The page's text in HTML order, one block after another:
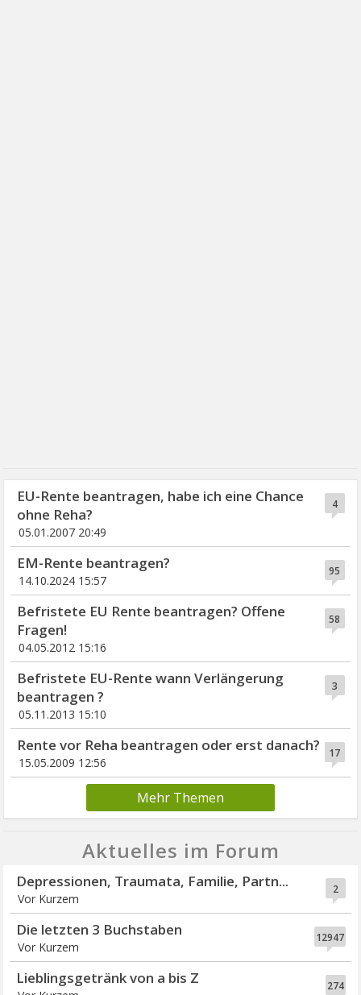
4
EU-Rente beantragen, habe ich eine Chance
ohne Reha?
05.01.2007 20:49
95
EM-Rente beantragen?
14.10.2024 15:57
58
Befristete EU Rente beantragen? Offene
Fragen!
04.05.2012 15:16
3
Befristete EU-Rente wann Verlängerung
beantragen ?
05.11.2013 15:10
17
Rente vor Reha beantragen oder erst danach?
15.05.2009 12:56
Mehr Themen
Aktuelles im Forum
2
Depressionen, Traumata, Familie, Partn...
Vor Kurzem
12947
Die letzten 3 Buchstaben
Vor Kurzem
274
Lieblingsgetränk von a bis Z